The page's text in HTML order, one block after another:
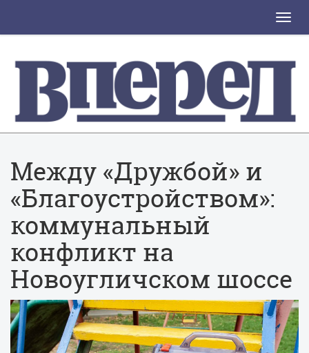
Toggle
Между «Дружбой» и
«Благоустройством»:
коммунальный
конфликт на
Новоугличском шоссе